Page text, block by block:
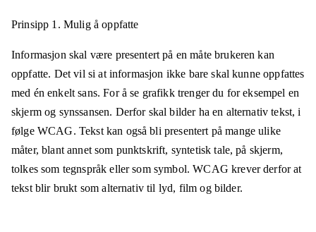
Prinsipp 1. Mulig å oppfatte
Informasjon skal være presentert på en måte brukeren kan
oppfatte. Det vil si at informasjon ikke bare skal kunne oppfattes
med én enkelt sans. For å se grafikk trenger du for eksempel en
skjerm og synssansen. Derfor skal bilder ha en alternativ tekst, i
følge WCAG. Tekst kan også bli presentert på mange ulike
måter, blant annet som punktskrift, syntetisk tale, på skjerm,
tolkes som tegnspråk eller som symbol. WCAG krever derfor at
tekst blir brukt som alternativ til lyd, film og bilder.